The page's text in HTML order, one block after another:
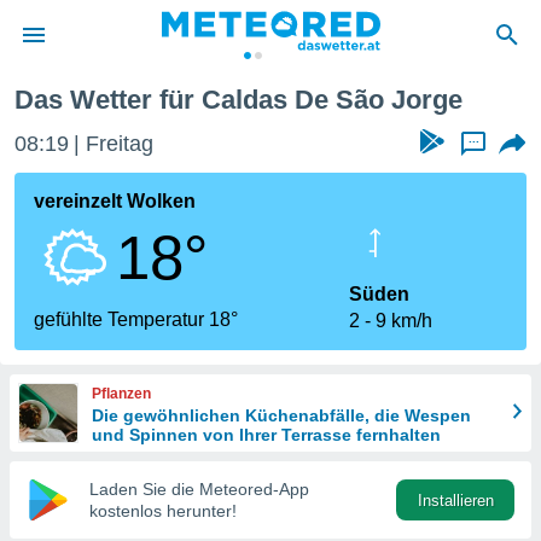
wurde
dass
sind.
diese
Das Wetter für Caldas De São Jorge
08:19 Freitag ...
vereinzelt Wolken
18°
gefühlte Temperatur 18°
Süden
2
9 km/h
Pflanzen
Die gewöhnlichen Küchenabfälle, die Wespen
und Spinnen von Ihrer Terrasse fernhalten
Laden Sie die Meteored-App
kostenlos herunter!
Installieren